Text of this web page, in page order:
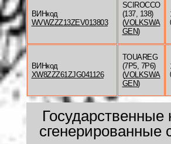
ВИНкод
WVWZZZ13ZEV013803
SCIROCCO
(137, 138)
(VOLKSWA
GEN)
ВИНкод
XW8ZZZ61ZJG041126
TOUAREG
(7P5, 7P6)
(VOLKSWA
GEN)
Государственные
сгенерированные